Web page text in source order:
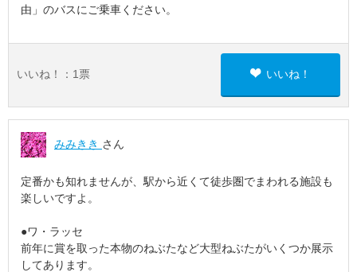
由」のバスにご乗車ください。
いいね！： 1 票 いいね！
みみきき さん
定番かも知れませんが、駅から近くて徒歩圏でまわれる施設も
楽しいですよ。
●ワ・ラッセ
前年に賞を取った本物のねぶたなど大型ねぶたがいくつか展示
してあります。